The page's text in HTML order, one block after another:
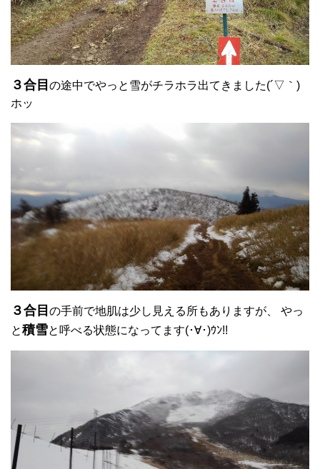
３合目 の途中でやっと雪がチラホラ出てきました(´▽｀)
ホッ
３合目 の手前で地肌は少し見える所もありますが、 やっ
と積雪と呼べる状態になってます(･∀･)ｳﾝ!!